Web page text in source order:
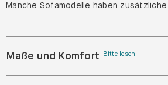
Manche Sofamodelle haben
Maße und Komfort Bitte lesen!